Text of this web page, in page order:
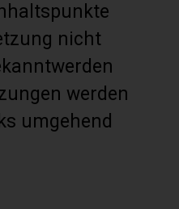
nicht
werden
umgehend